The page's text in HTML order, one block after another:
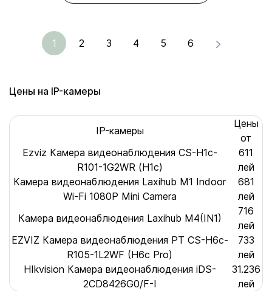
1 2 3 4 5 6
Цены на IP-камеры
IP-камеры
Цены
от
Ezviz Камера видеонаблюдения CS-H1c-
R101-1G2WR (H1c)
611
лей
Камера видеонаблюдения Laxihub M1 Indoor
Wi-Fi 1080P Mini Camera
681
лей
Камера видеонаблюдения Laxihub M4(IN1)
716
лей
EZVIZ Камера видеонаблюдения PT CS-H6c-
R105-1L2WF (H6c Pro)
733
лей
HIkvision Камера видеонаблюдения iDS-
2CD8426G0/F-I
31.236
лей